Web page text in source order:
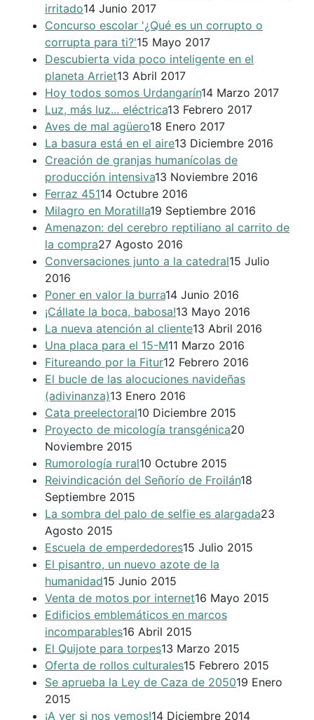
irritado14 Junio 2017
Concurso escolar '¿Qué es un corrupto o
corrupta para ti?'15 Mayo 2017
Descubierta vida poco inteligente en el
planeta Arriet13 Abril 2017
Hoy todos somos Urdangarín14 Marzo 2017
Luz, más luz... eléctrica13 Febrero 2017
Aves de mal agüero18 Enero 2017
La basura está en el aire13 Diciembre 2016
Creación de granjas humanícolas de
producción intensiva13 Noviembre 2016
Ferraz 45114 Octubre 2016
Milagro en Moratilla19 Septiembre 2016
Amenazon: del cerebro reptiliano al carrito de
la compra27 Agosto 2016
Conversaciones junto a la catedral15 Julio
2016
Poner en valor la burra14 Junio 2016
¡Cállate la boca, babosa!13 Mayo 2016
La nueva atención al cliente13 Abril 2016
Una placa para el 15-M11 Marzo 2016
Fitureando por la Fitur12 Febrero 2016
El bucle de las alocuciones navideñas
(adivinanza)13 Enero 2016
Cata preelectoral10 Diciembre 2015
Proyecto de micología transgénica20
Noviembre 2015
Rumorología rural10 Octubre 2015
Reivindicación del Señorío de Froilán18
Septiembre 2015
La sombra del palo de selfie es alargada23
Agosto 2015
Escuela de emperdedores15 Julio 2015
El pisantro, un nuevo azote de la
humanidad15 Junio 2015
Venta de motos por internet16 Mayo 2015
Edificios emblemáticos en marcos
incomparables16 Abril 2015
El Quijote para torpes13 Marzo 2015
Oferta de rollos culturales15 Febrero 2015
Se aprueba la Ley de Caza de 205019 Enero
2015
¡A ver si nos vemos!14 Diciembre 2014